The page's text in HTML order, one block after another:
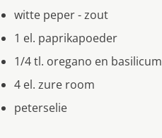
witte peper - zout
1 el. paprikapoeder
1/4 tl. oregano en basilicum
4 el. zure room
peterselie